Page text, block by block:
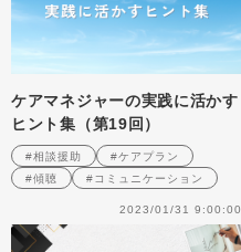
ケアマネジャーの実践に活かす
ヒント集（第19回）
#相談援助
#ケアプラン
#傾聴
#コミュニケーション
2023/01/31 9:00:00